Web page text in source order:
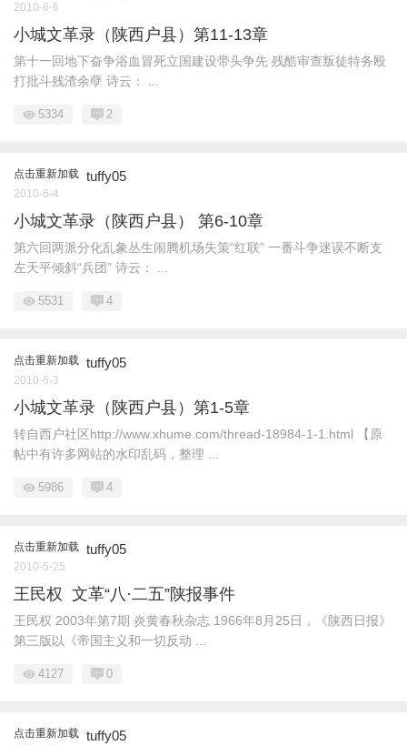
2010-6-6
小城文革录（陕西户县）第11-13章
第十一回地下奋争浴血冒死立国建设带头争先 残酷审查叛徒特务殴
打批斗残渣余孽 诗云： ...
5334 2
点击重新加载 tuffy05
2010-6-4
小城文革录（陕西户县） 第6-10章
第六回两派分化乱象丛生闹腾机场失策“红联” 一番斗争迷误不断支
左天平倾斜“兵团” 诗云： ...
5531 4
点击重新加载 tuffy05
2010-6-3
小城文革录（陕西户县）第1-5章
转自西户社区http://www.xhume.com/thread-18984-1-1.html 【原
帖中有许多网站的水印乱码，整理 ...
5986 4
点击重新加载 tuffy05
2010-5-25
王民权 文革“八·二五”陕报事件
王民权 2003年第7期 炎黄春秋杂志 1966年8月25日，《陕西日报》
第三版以《帝国主义和一切反动 ...
4127 0
点击重新加载 tuffy05